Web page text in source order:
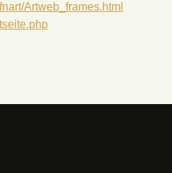
Artweb_frames.html